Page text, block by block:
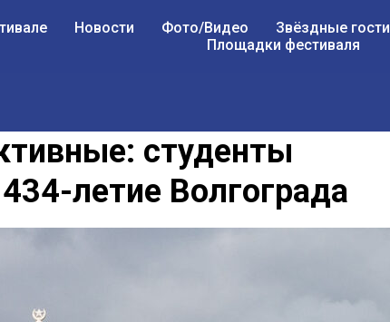
Новости Фото/Видео Звёздные гости
Площадки фестиваля
студенты
летие Волгограда